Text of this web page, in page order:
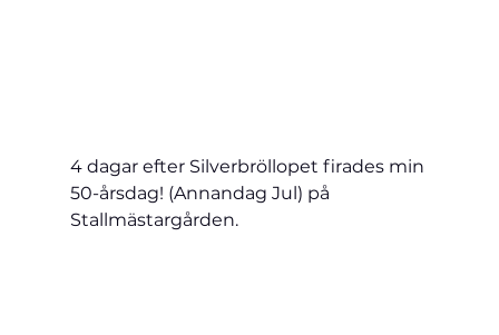
4 dagar efter Silverbröllopet firades min
50-årsdag! (Annandag Jul) på
Stallmästargården.